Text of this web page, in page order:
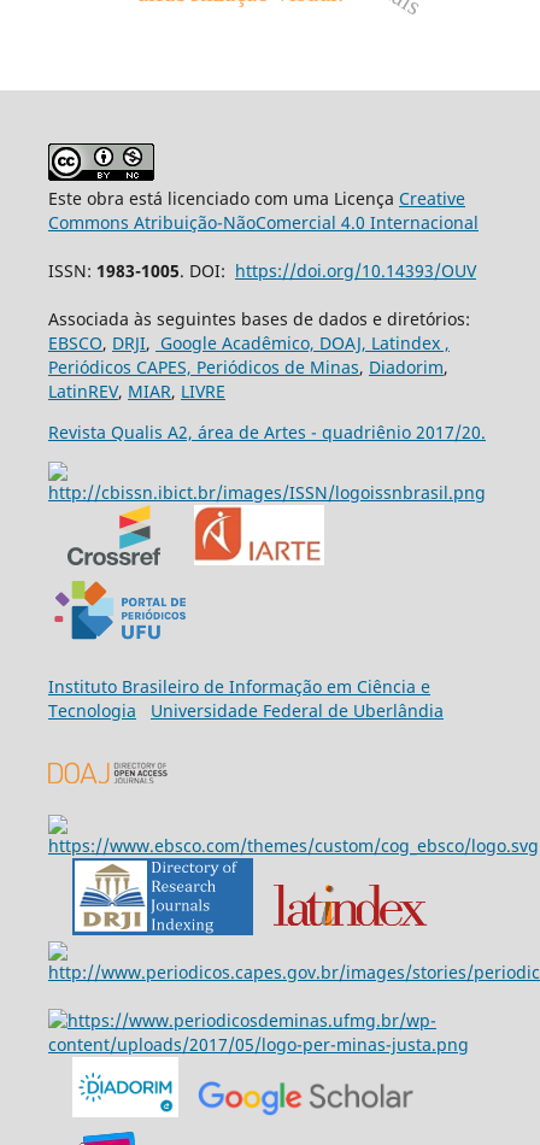
Este obra está licenciado com uma Licença Creative
Commons Atribuição-NãoComercial 4.0 Internacional
ISSN: 1983-1005. DOI: https://doi.org/10.14393/OUV
Associada às seguintes bases de dados e diretórios:
EBSCO, DRJI, Google Acadêmico, DOAJ, Latindex ,
Periódicos CAPES, Periódicos de Minas, Diadorim,
LatinREV, MIAR, LIVRE
Revista Qualis A2, área de Artes - quadriênio 2017/20.
Instituto Brasileiro de Informação em Ciência e
Tecnologia
Universidade Federal de Uberlândia